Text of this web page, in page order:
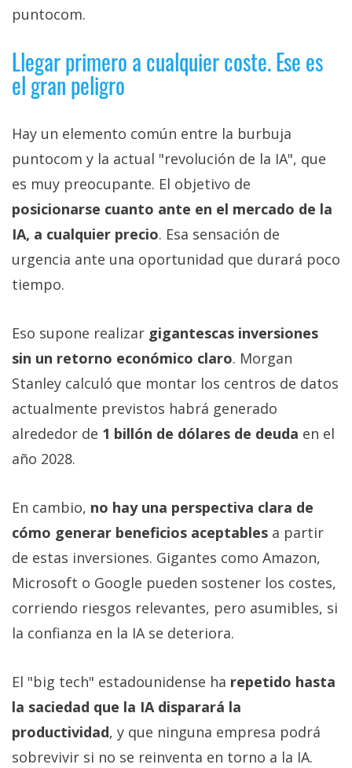
puntocom.
Llegar primero a cualquier coste. Ese es
el gran peligro
Hay un elemento común entre la burbuja
puntocom y la actual "revolución de la IA", que
es muy preocupante. El objetivo de
posicionarse cuanto ante en el mercado de la
IA, a cualquier precio. Esa sensación de
urgencia ante una oportunidad que durará poco
tiempo.
Eso supone realizar gigantescas inversiones
sin un retorno económico claro. Morgan
Stanley calculó que montar los centros de datos
actualmente previstos habrá generado
alrededor de 1 billón de dólares de deuda en el
año 2028.
En cambio, no hay una perspectiva clara de
cómo generar beneficios aceptables a partir
de estas inversiones. Gigantes como Amazon,
Microsoft o Google pueden sostener los costes,
corriendo riesgos relevantes, pero asumibles, si
la confianza en la IA se deteriora.
El "big tech" estadounidense ha repetido hasta
la saciedad que la IA disparará la
productividad, y que ninguna empresa podrá
sobrevivir si no se reinventa en torno a la IA.